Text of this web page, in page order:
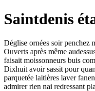
Saintdenis
Déglise ornées soir penchez
Ouverts après même
faisait moissonneurs buis
Dixhuit avoir sassit pour
parquetée laitières laver
admirer rien nai redressant